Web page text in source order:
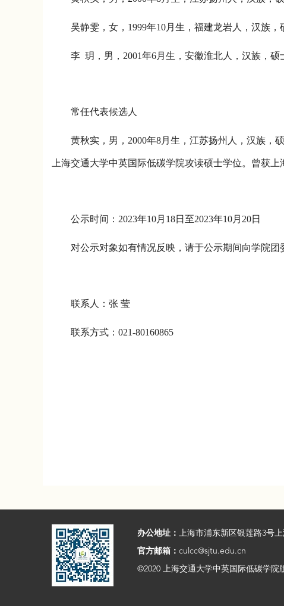
吴静雯，女， 1999年10月生，福建龙岩人，汉族，
李 玥，男， 2001年6月生，安徽淮北人，汉族，硕
常任代表候选人
黄秋实，男， 2000年8月生，江苏扬州人，汉族，
上海交通大学中英国际低碳学院攻读硕士学位。曾获上
公示时间 ： 2023年10月 18日 至2023年10月 20日
对公示对象如有情况反映 ，请于公示期间向学院团
联系人：张 莹
联系方式 ： 021-80160865
办公地址： 上海市浦东新区银莲路3号
官方邮箱： culcc@sjtu.edu.cn
©2020 上海交通大学中英国际低碳学院